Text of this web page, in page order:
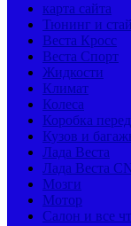
карта сайта
Тюнинг и
Веста Кросс
Веста Спорт
Жидкости
Климат
Колеса
Коробка
Кузов и
Лада Веста
Лада Веста
Мозги
Мотор
Салон и все